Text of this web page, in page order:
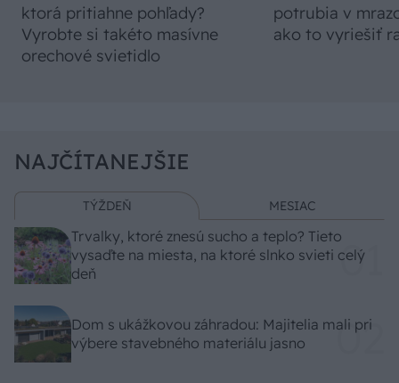
ktorá pritiahne pohľady?
Vyrobte si takéto masívne
orechové svietidlo
potrubia v
ako to vyriešiť
NAJČÍTANEJŠIE
TÝŽDEŇ MESIAC
Trvalky, ktoré znesú sucho a teplo? Tieto
vysaďte na miesta, na ktoré slnko svieti celý
deň
Dom s ukážkovou záhradou: Majitelia mali pri
výbere stavebného materiálu jasno